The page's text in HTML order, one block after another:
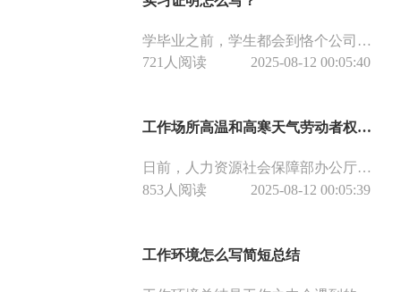
学毕业之前，学生都会到恪个公司实习，将自己多年所学进行实践。许多企业都会招聘实习生，实习生不仅可以使企业的成本降低，还能为企业储备人才。在实习结束之后，企业要为实习生出具实习证明。下面小编为大家提供实习证明范文，希望可以帮助大家了解实习证明怎么写。
721人阅读
2025-08-12 00:05:40
工作场所高温和高寒天气劳动者权益保障制度（参考文本）
日前，人力资源社会保障部办公厅等四部门联合发布《工作场所高温和高寒天气劳动者权益保障制度（参考文本）》，为用人单位建立高温和高寒天气劳动者权益保障制度提供了范本，是用人单位落实主体责任维护劳动者合法权益的一种公开表达和正式承诺，是国家为高温和高寒天气下作业劳动者奉上的特别关爱。
853人阅读
2025-08-12 00:05:39
工作环境怎么写简短总结